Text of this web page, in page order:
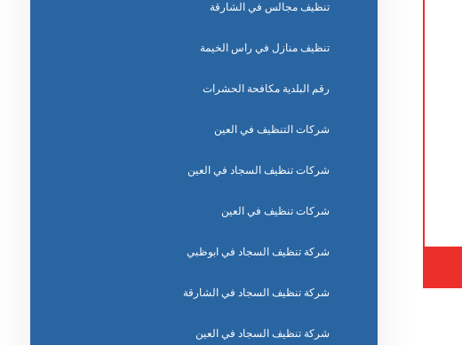
تنظيف مجالس في الشارقة
تنظيف منازل في راس الخيمة
رقم البلدية مكافحة الحشرات
شركات التنظيف في العين
شركات تنظيف السجاد في العين
شركات تنظيف في العين
شركة تنظيف السجاد في ابوظبي
شركة تنظيف السجاد في الشارقة
شركة تنظيف السجاد في العين